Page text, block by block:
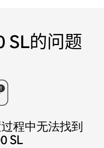
SL的问题
程中无法找到
SL